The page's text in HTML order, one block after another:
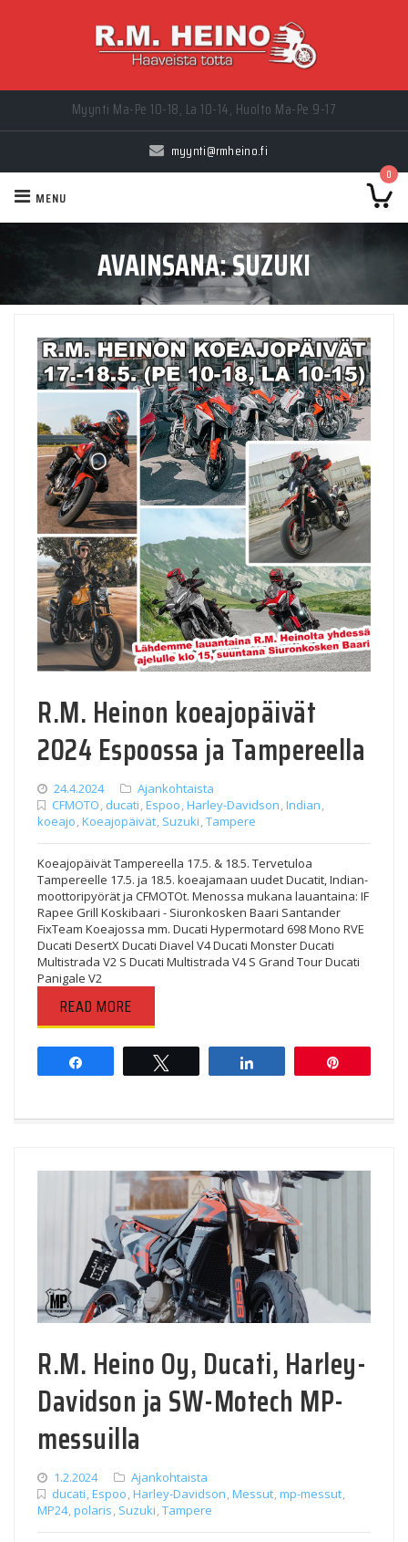
Myynti Ma-Pe 10-18, La 10-14, Huolto Ma-Pe 9-17
myynti@rmheino.fi
0
MENU
AVAINSANA:SUZUKI
R.M. Heinon koeajopäivät
2024 Espoossa ja Tampereella
24.4.2024
Ajankohtaista
CFMOTO, ducati,Espoo,Harley-Davidson,Indian,
koeajo,Koeajopäivät, Suzuki,Tampere
Koeajopäivät Tampereella 17.5. & 18.5. Tervetuloa
Tampereelle 17.5. ja 18.5. koeajamaan uudet Ducatit, Indian-
moottoripyörät ja CFMOTOt. Menossa mukana lauantaina: IF
Rapee Grill Koskibaari - Siuronkosken Baari Santander
FixTeam Koeajossa mm. Ducati Hypermotard 698 Mono RVE
Ducati DesertX Ducati Diavel V4 Ducati Monster Ducati
Multistrada V2 S Ducati Multistrada V4 S Grand Tour Ducati
Panigale V2
READ MORE
R.M. Heino Oy, Ducati, Harley-
Davidson ja SW-Motech MP-
messuilla
1.2.2024
Ajankohtaista
ducati,Espoo,Harley-Davidson,Messut,mp-messut,
MP24,polaris, Suzuki,Tampere